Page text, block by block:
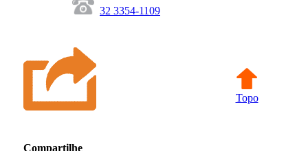
32 3354-1109
Topo
Compartilhe